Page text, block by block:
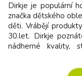
Dirkje je populární
značka dětského
děti. Vrábějí
30.let. Dirkje
nádherné kvality,
značka Dirkje